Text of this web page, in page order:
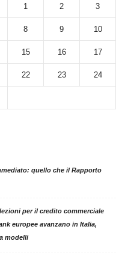
1 2 3
8 9 10
15 16 17
22 23 24
quello che il Rapporto
per il credito commerciale
europee avanzano in Italia,
modelli